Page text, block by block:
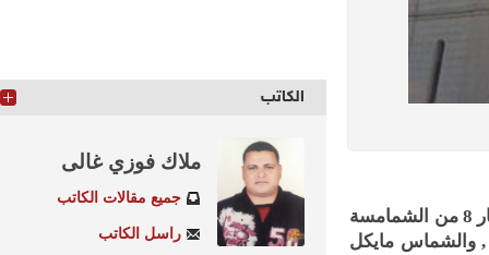
طرحت مطرانية المنيا للاقباط الأرثوذكس، استفتاءًا على شعب الإيبارشية لاختيار 8 من الشمامسة
مايكل
الكاتب
ملاك فوزي غالى
جميع مقالات الكاتب
راسل الكاتب